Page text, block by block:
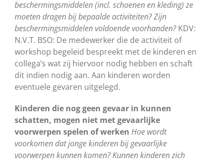
beschermingsmiddelen (incl. schoenen en kleding) ze
moeten dragen bij bepaalde activiteiten? Zijn
beschermingsmiddelen voldoende voorhanden?KDV:
N.V.T. BSO: De medewerker die de activiteit of
workshop begeleid bespreekt met de kinderen en
collega’s wat zij hiervoor nodig hebben en schaft
dit indien nodig aan. Aan kinderen worden
eventuele gevaren uitgelegd.
Kinderen die nog geen gevaar in kunnen
schatten, mogen niet met gevaarlijke
voorwerpen spelen of werken Hoe wordt
voorkomen dat jonge kinderen bij gevaarlijke
voorwerpen kunnen komen? Kunnen kinderen zich